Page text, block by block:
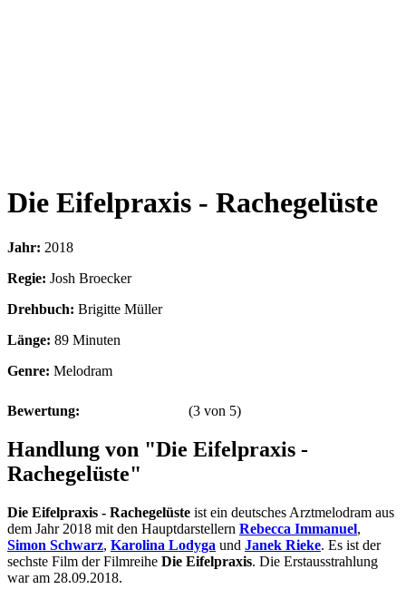
Die Eifelpraxis - Rachegelüste
Jahr: 2018
Regie: Josh Broecker
Drehbuch: Brigitte Müller
Länge: 89 Minuten
Genre: Melodram
Bewertung: (3 von 5)
Handlung von "Die Eifelpraxis -
Rachegelüste"
Die Eifelpraxis - Rachegelüste ist ein deutsches Arztmelodram aus
dem Jahr 2018 mit den Hauptdarstellern Rebecca Immanuel,
Simon Schwarz, Karolina Lodyga und Janek Rieke. Es ist der
sechste Film der Filmreihe Die Eifelpraxis. Die Erstausstrahlung
war am 28.09.2018.